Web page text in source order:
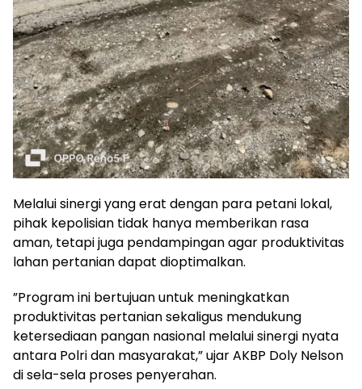
​Melalui sinergi yang erat dengan para petani lokal,
pihak kepolisian tidak hanya memberikan rasa
aman, tetapi juga pendampingan agar produktivitas
lahan pertanian dapat dioptimalkan.
​”Program ini bertujuan untuk meningkatkan
produktivitas pertanian sekaligus mendukung
ketersediaan pangan nasional melalui sinergi nyata
antara Polri dan masyarakat,” ujar AKBP Doly Nelson
di sela-sela proses penyerahan.